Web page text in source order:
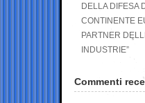
DELLA DIFESA
CONTINENTE
PARTNER
INDUSTRIE”
Commenti